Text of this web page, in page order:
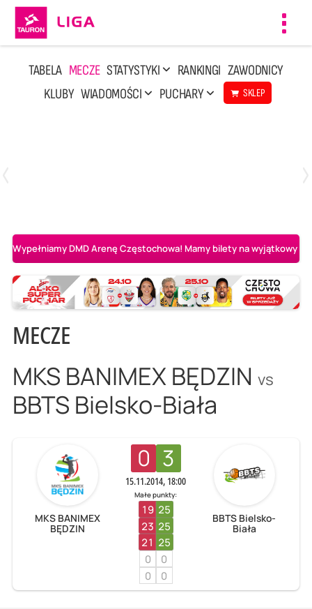
TABELA MECZE STATYSTYKI RANKINGI ZAWODNICY
KLUBY WIADOMOŚCI PUCHARY SKLEP
Wypełniamy DMD Arenę Częstochowa! Mamy bilety na wyjątkowy
MECZE
MKS BANIMEX BĘDZIN vs
BBTS Bielsko-Biała
MKS BANIMEX
BĘDZIN
0 3
15.11.2014, 18:00
Małe punkty:
19 25
23 25
21 25
0
0
0
0
BBTS Bielsko-
Biała